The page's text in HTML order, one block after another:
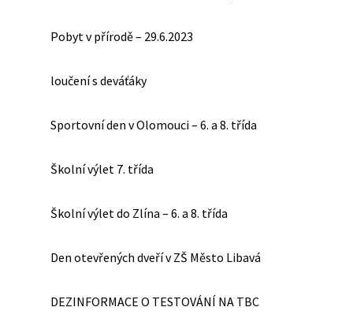
Pobyt v přírodě – 29.6.2023
loučení s deváťáky
Sportovní den v Olomouci – 6. a 8. třída
Školní výlet 7. třída
Školní výlet do Zlína – 6. a 8. třída
Den otevřených dveří v ZŠ Město Libavá
DEZINFORMACE O TESTOVÁNÍ NA TBC